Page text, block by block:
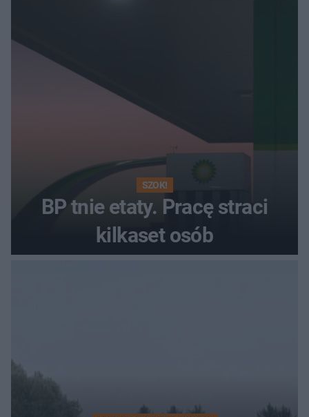
SZOK!
BP tnie etaty. Pracę straci
kilkaset osób